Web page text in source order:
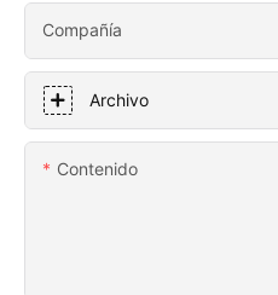
Compañía
Archivo
Contenido